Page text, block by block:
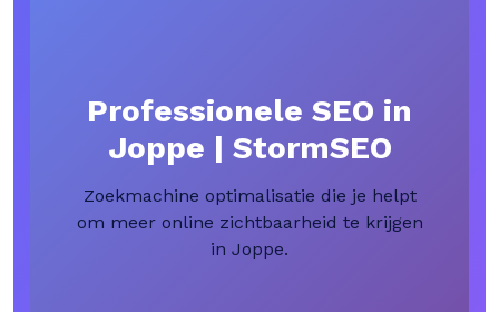
Professionele SEO in
Joppe | StormSEO
Zoekmachine optimalisatie die je helpt
om meer online zichtbaarheid te krijgen
in Joppe.